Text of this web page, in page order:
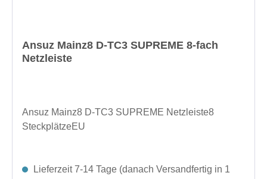
Ansuz Mainz8 D-TC3 SUPREME 8-fach
Netzleiste
Ansuz Mainz8 D-TC3 SUPREME Netzleiste8
SteckplätzeEU
Lieferzeit 7-14 Tage (danach Versandfertig in 1